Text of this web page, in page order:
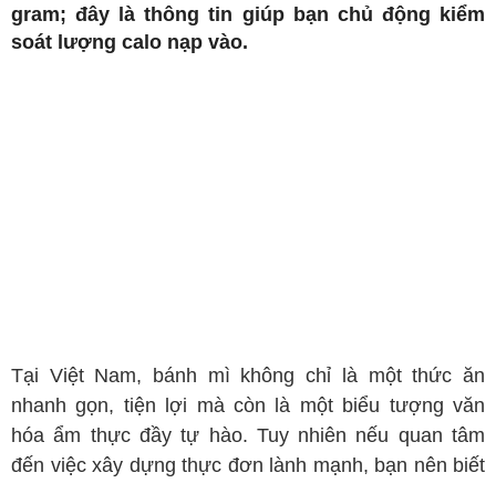
gram; đây là thông tin giúp bạn chủ động kiểm
soát lượng calo nạp vào.
Tại Việt Nam, bánh mì không chỉ là một thức ăn
nhanh gọn, tiện lợi mà còn là một biểu tượng văn
hóa ẩm thực đầy tự hào. Tuy nhiên nếu quan tâm
đến việc xây dựng thực đơn lành mạnh, bạn nên biết